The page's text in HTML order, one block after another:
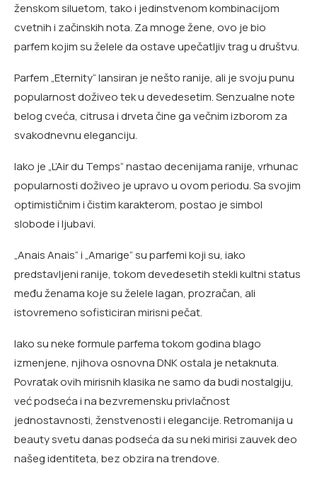
ženskom siluetom, tako i jedinstvenom kombinacijom
cvetnih i začinskih nota. Za mnoge žene, ovo je bio
parfem kojim su želele da ostave upečatljiv trag u društvu.
Parfem „Eternity“ lansiran je nešto ranije, ali je svoju punu
popularnost doživeo tek u devedesetim. Senzualne note
belog cveća, citrusa i drveta čine ga večnim izborom za
svakodnevnu eleganciju.
Iako je „L’Air du Temps“ nastao decenijama ranije, vrhunac
popularnosti doživeo je upravo u ovom periodu. Sa svojim
optimističnim i čistim karakterom, postao je simbol
slobode i ljubavi.
„Anais Anais“ i „Amarige“ su parfemi koji su, iako
predstavljeni ranije, tokom devedesetih stekli kultni status
među ženama koje su želele lagan, prozračan, ali
istovremeno sofisticiran mirisni pečat.
Iako su neke formule parfema tokom godina blago
izmenjene, njihova osnovna DNK ostala je netaknuta.
Povratak ovih mirisnih klasika ne samo da budi nostalgiju,
već podseća i na bezvremensku privlačnost
jednostavnosti, ženstvenosti i elegancije. Retromanija u
beauty svetu danas podseća da su neki mirisi zauvek deo
našeg identiteta, bez obzira na trendove.